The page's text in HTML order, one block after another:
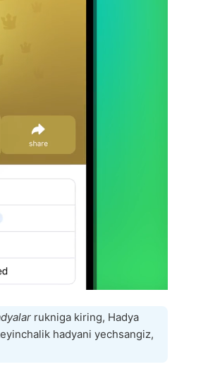
rukniga kiring, Hadya
hadyani yechsangiz,